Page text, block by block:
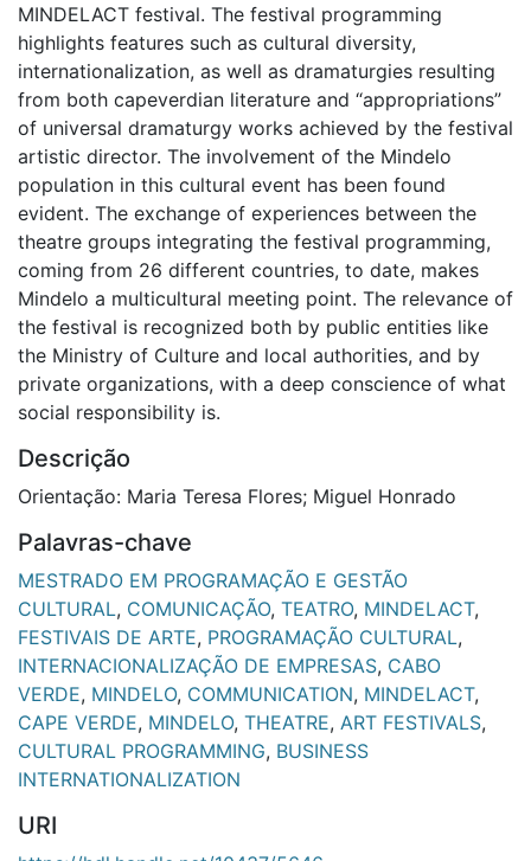
MINDELACT festival. The festival programming
highlights features such as cultural diversity,
internationalization, as well as dramaturgies resulting
from both capeverdian literature and “appropriations”
of universal dramaturgy works achieved by the festival
artistic director. The involvement of the Mindelo
population in this cultural event has been found
evident. The exchange of experiences between the
theatre groups integrating the festival programming,
coming from 26 different countries, to date, makes
Mindelo a multicultural meeting point. The relevance of
the festival is recognized both by public entities like
the Ministry of Culture and local authorities, and by
private organizations, with a deep conscience of what
social responsibility is.
Descrição
Orientação: Maria Teresa Flores; Miguel Honrado
Palavras-chave
MESTRADO EM PROGRAMAÇÃO E GESTÃO
CULTURAL, COMUNICAÇÃO, TEATRO, MINDELACT,
FESTIVAIS DE ARTE, PROGRAMAÇÃO CULTURAL,
INTERNACIONALIZAÇÃO DE EMPRESAS, CABO
VERDE, MINDELO, COMMUNICATION, MINDELACT,
CAPE VERDE, MINDELO, THEATRE, ART FESTIVALS,
CULTURAL PROGRAMMING, BUSINESS
INTERNATIONALIZATION
URI